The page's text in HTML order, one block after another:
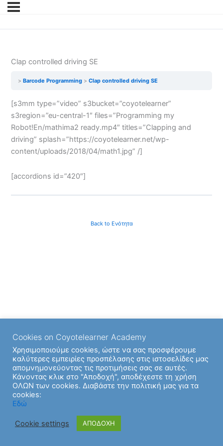
Clap controlled driving SE
Barcode Programming Clap controlled driving SE
[s3mm type=”video” s3bucket=”coyotelearner”
s3region=”eu-central-1″ files=”Programming my
Robot!En/mathima2 ready.mp4″ titles=”Clapping and
driving” splash=”https://coyotelearner.net/wp-
content/uploads/2018/04/math1.jpg” /]
[accordions id=”420″]
Back to Ενότητα
Cookies on Coyotelearner Academy
Χρησιμοποιούμε cookies, ώστε να σας προσφέρουμε
καλύτερες εμπειρίες προσπέλασης στις ιστοσελίδες μας
απομνημονεύοντας τις προτιμήσεις σας σε αυτές.
Κάνοντας κλικ στο "Αποδοχή", αποδέχεστε τη χρήση
ΟΛΩΝ των cookies. Διαβάστε την πολιτική μας για τα
cookies:
Εδώ
Cookie settings ΑΠΟΔΟΧΗ